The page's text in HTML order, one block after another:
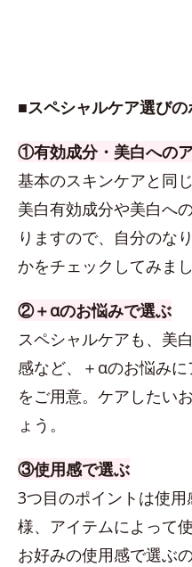
■スペシャルケア選びの
①有効成分・美白への
基本のスキンケアと同
美白有効成分や美白へ
りますので、自分のな
かをチェックしてみまし
②＋αのお悩みで選ぶ
スペシャルケアも、美
感など、＋αのお悩み
をご用意。ケアしたい
ょう。
③使用感で選ぶ
3つ目のポイントは使
様、アイテムによって
お好みの使用感で選ぶ